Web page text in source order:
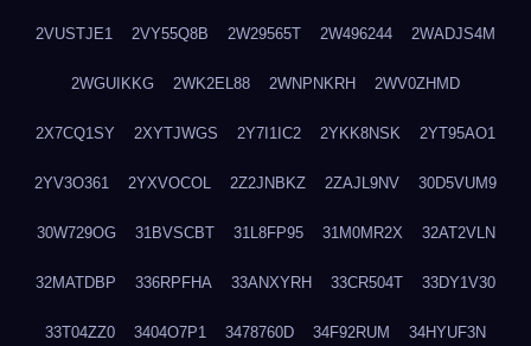
2VUSTJE1 2VY55Q8B 2W29565T 2W496244 2WADJS4M
2WGUIKKG 2WK2EL88 2WNPNKRH 2WV0ZHMD
2X7CQ1SY 2XYTJWGS 2Y7I1IC2 2YKK8NSK 2YT95AO1
2YV3O361 2YXVOCOL 2Z2JNBKZ 2ZAJL9NV 30D5VUM9
30W729OG 31BVSCBT 31L8FP95 31M0MR2X 32AT2VLN
32MATDBP 336RPFHA 33ANXYRH 33CR504T 33DY1V30
33T04ZZ0 3404O7P1 3478760D 34F92RUM 34HYUF3N